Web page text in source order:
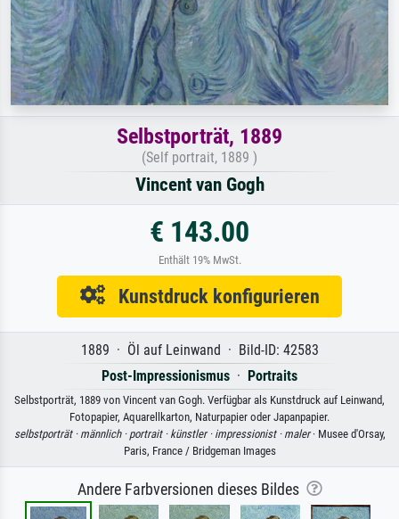
Selbstporträt, 1889
(Self portrait, 1889 )
Vincent van Gogh
€ 143.00
Enthält 19% MwSt.
Kunstdruck konfigurieren
1889 · Öl auf Leinwand · Bild-ID: 42583
Post-Impressionismus · Portraits
Selbstporträt, 1889 von Vincent van Gogh. Verfügbar als Kunstdruck auf Leinwand,
Fotopapier, Aquarellkarton, Naturpapier oder Japanpapier.
selbstporträt · männlich · portrait · künstler · impressionist · maler· Musee d'Orsay,
Paris, France / Bridgeman Images
Andere Farbversionen dieses Bildes